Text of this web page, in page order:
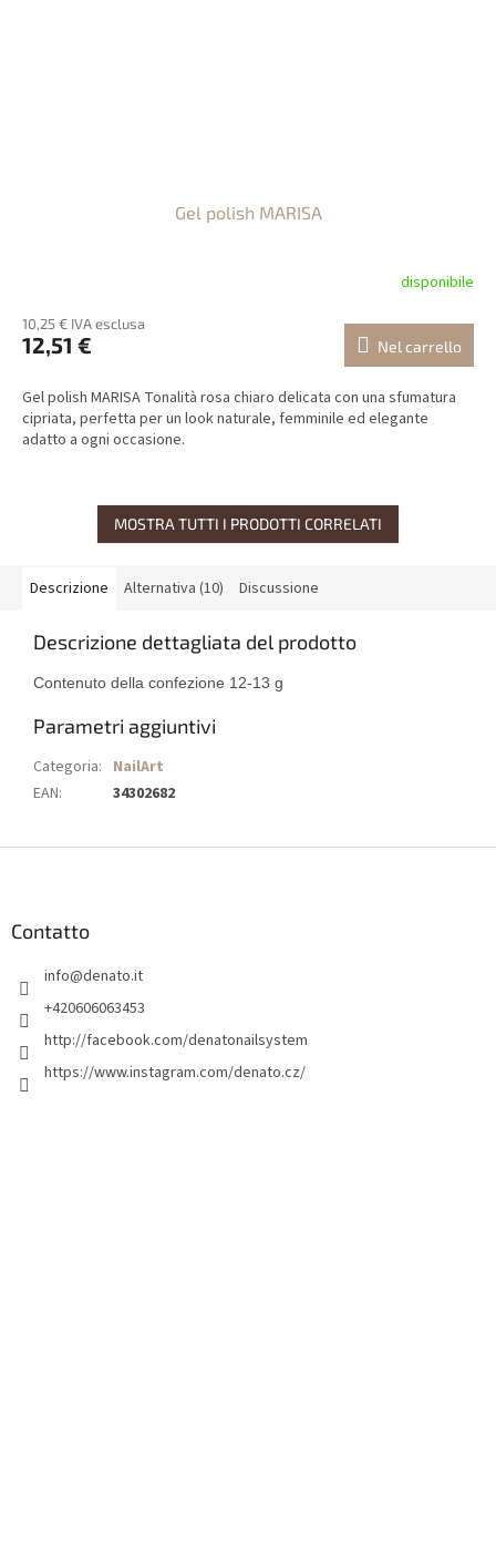
Gel polish MARISA
disponibile
10,25 € IVA esclusa
12,51 € Nel carrello
Gel polish MARISA Tonalità rosa chiaro delicata con una sfumatura
cipriata, perfetta per un look naturale, femminile ed elegante
adatto a ogni occasione.
MOSTRA TUTTI I PRODOTTI CORRELATI
Descrizione Alternativa (10) Discussione
Descrizione dettagliata del prodotto
Contenuto della confezione 12-13 g
Parametri aggiuntivi
Categoria: NailArt
EAN: 34302682
Contatto
info@denato.it
+420606063453
http://facebook.com/denatonailsystem
https://www.instagram.com/denato.cz/